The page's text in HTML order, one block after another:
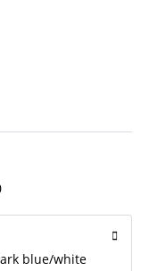
blue/white